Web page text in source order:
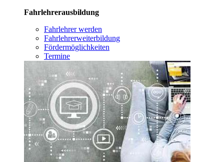
Fahrlehrerausbildung
Fahrlehrer werden
Fahrlehrerweiterbildung
Fördermöglichkeiten
Termine